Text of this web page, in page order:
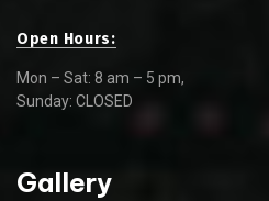
Open Hours:
Mon – Sat: 8 am – 5 pm,
Sunday: CLOSED
Gallery